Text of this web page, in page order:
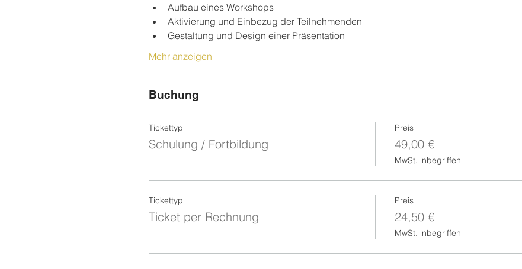
Aufbau eines Workshops
Aktivierung und Einbezug der Teilnehmenden
Gestaltung und Design einer Präsentation
Mehr anzeigen
Buchung
Tickettyp
Schulung / Fortbildung
Preis
49,00 €
MwSt. inbegriffen
Tickettyp
Ticket per Rechnung
Preis
24,50 €
MwSt. inbegriffen